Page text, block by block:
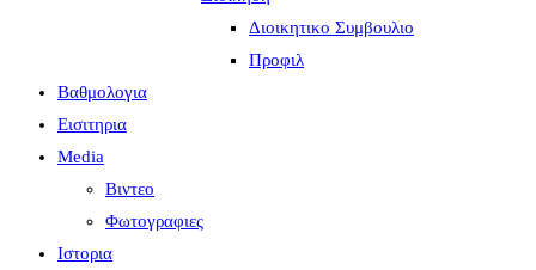
Διοικητικο Συμβουλιο
Προφιλ
Βαθμολογια
Εισιτηρια
Media
Βιντεο
Φωτογραφιες
Ιστορια